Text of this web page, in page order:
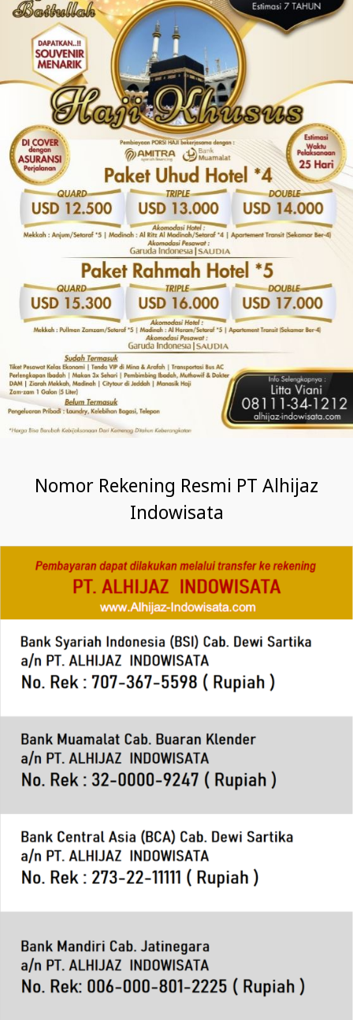
Nomor Rekening Resmi PT Alhijaz
Indowisata